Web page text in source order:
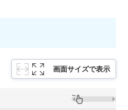
画面サイズで表示